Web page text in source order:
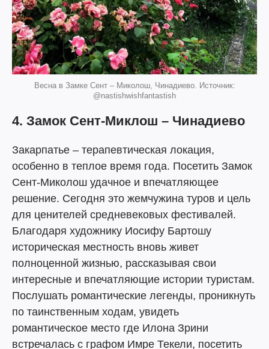
Весна в Замке Сент – Миколош, Чинадиево. Источник:
@nastishwishfantastish
4. Замок Сент-Миклош – Чинадиево
Закарпатье – терапевтическая локация,
особенно в теплое время года. Посетить Замок
Сент-Миколош удачное и впечатляющее
решение. Сегодня это жемчужина туров и цель
для ценителей средневековых фестивалей.
Благодаря художнику Иосифу Бартошу
историческая местность вновь живет
полноценной жизнью, рассказывая свои
интересные и впечатляющие истории туристам.
Послушать романтические легенды, проникнуть
по таинственным ходам, увидеть
романтическое место где Илона Зрини
встречалась с графом Имре Текели, посетить